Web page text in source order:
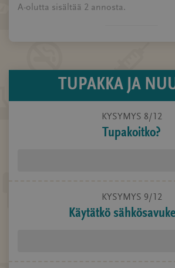
A-olutta sisältää 2 annosta.
TUPAKKA JA
KYSYMYS 8/12
Tupakoitko?
KYSYMYS 9/12
Käytätkö